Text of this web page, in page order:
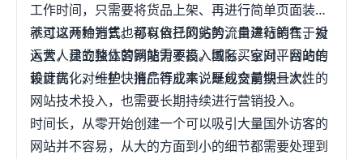
工作时间，只需要将货品上架、再进行简单页面装修
就可以开始销售。可以依托网站的流量进行销售，对
运营人员的整体营销能力不高。国际买家对平台的信
赖度高，对一些快消品行业来说是成交量快且大。
不过这两种方式也都有自己的劣势，自建站的在于投
入大，建立独立的网站需要投入域名、空间、网站的
设计优化、维护、推广等成本，既包含前期一次性的
网站技术投入，也需要长期持续进行营销投入。
时间长，从零开始创建一个可以吸引大量国外访客的
网站并不容易，从大的方面到小的细节都需要处理到